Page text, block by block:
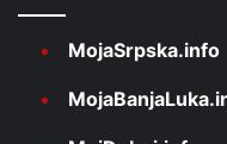
MojaSrpska.info